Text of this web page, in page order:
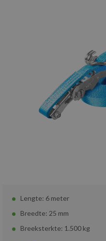
Lengte: 6 meter
Breedte: 25 mm
Breeksterkte: 1.500 kg